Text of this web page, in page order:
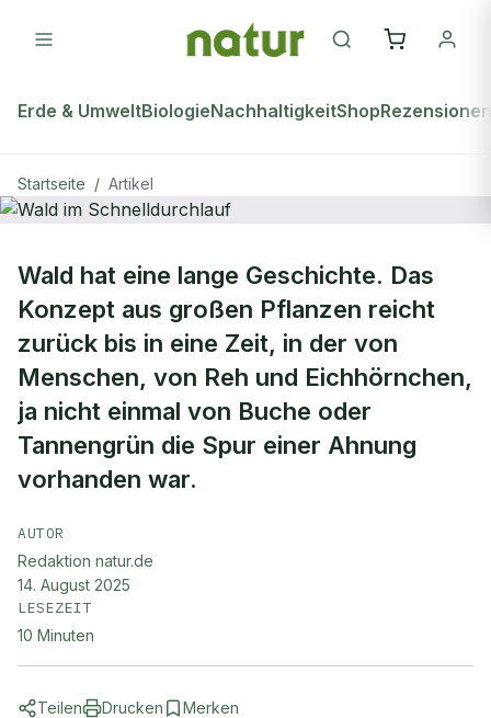
Erde & UmweltBiologieNachhaltigkeitShopRezensionen
Startseite / Artikel
Wald im Schnelldurchlauf
Wald hat eine lange Geschichte. Das
Konzept aus großen Pflanzen reicht
zurück bis in eine Zeit, in der von
Menschen, von Reh und Eichhörnchen,
ja nicht einmal von Buche oder
Tannengrün die Spur einer Ahnung
vorhanden war.
AUTOR
Redaktion natur.de
14. August 2025
LESEZEIT
10 Minuten
Teilen Drucken Merken